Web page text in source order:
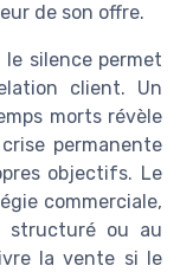
de son offre.
le silence permet
client. Un
morts révèle
permanente
objectifs. Le
commerciale,
structuré ou au
la vente si le